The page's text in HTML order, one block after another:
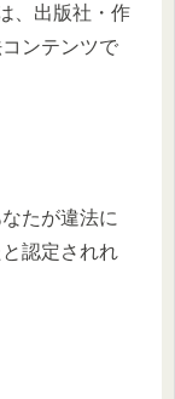
、出版社・作
ンテンツで
たが違法に
認定されれ